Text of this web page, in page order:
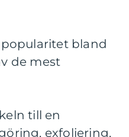
bland
de mest
till en
exfoliering,